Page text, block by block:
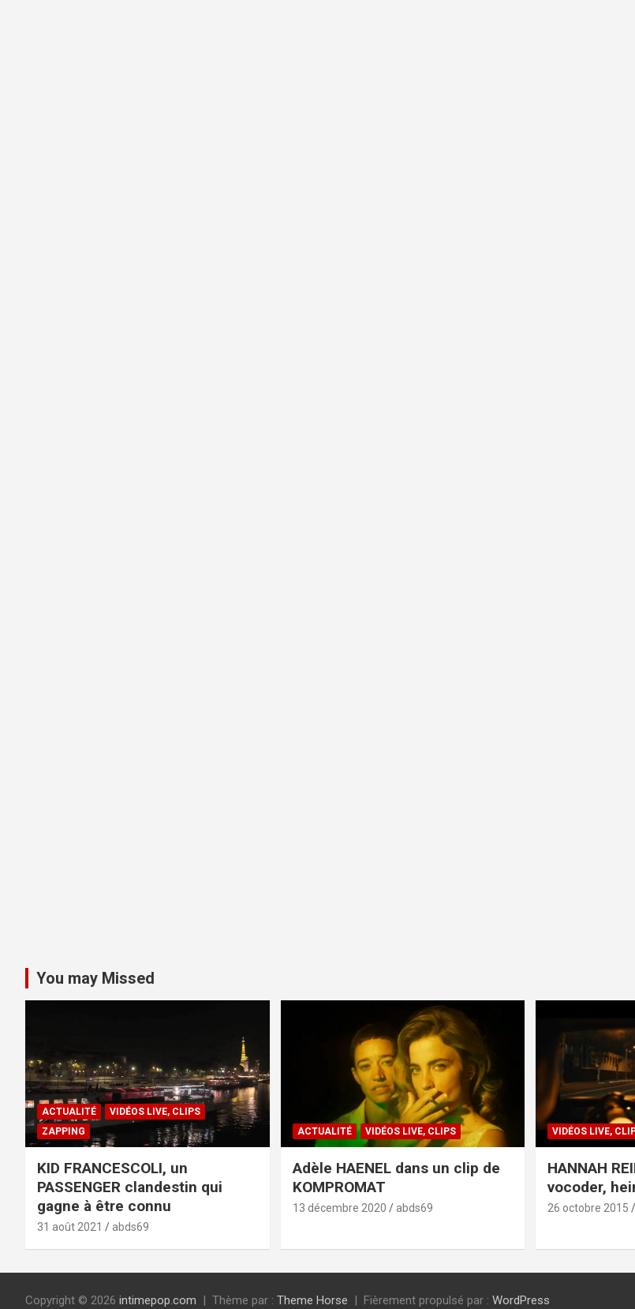
You may Missed
ACTUALITÉ
VIDÉOS LIVE, CLIPS
ZAPPING
KID FRANCESCOLI, un
PASSENGER clandestin qui
gagne à être connu
31 août 2021 abds69
ACTUALITÉ VIDÉOS LIVE, CLIPS
Adèle HAENEL dans un clip de
KOMPROMAT
13 décembre 2020 abds69
VIDÉOS LIVE,
HANNAH
vocoder,
26 octobre 2015
Copyright © 2026 intimepop.com Thème par : Theme Horse Fièrement propulsé par : WordPress